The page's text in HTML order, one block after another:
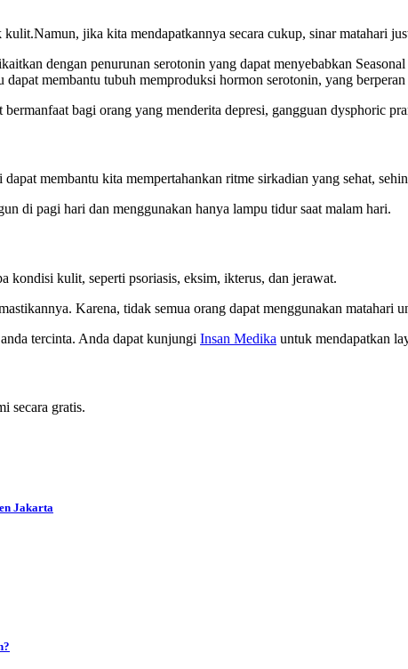
jika kita mendapatkannya secara cukup, sinar matahari
dengan penurunan serotonin yang dapat menyebabkan
membantu tubuh memproduksi hormon serotonin, yang
bagi orang yang menderita depresi, gangguan dysphoric
membantu kita mempertahankan ritme sirkadian yang sehat,
di pagi hari dan menggunakan hanya lampu tidur saat malam hari.
kondisi kulit, seperti psoriasis, eksim, ikterus, dan jerawat.
Karena, tidak semua orang dapat menggunakan matahari
tercinta. Anda dapat kunjungi Insan Medika untuk mendapatkan
secara gratis.
Jakarta